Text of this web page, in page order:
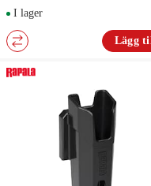
I lager
Lägg